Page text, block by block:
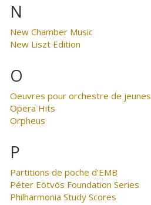
N
New Chamber Music
New Liszt Edition
O
Oeuvres pour orchestre de jeunes
Opera Hits
Orpheus
P
Partitions de poche d'EMB
Péter Eötvös Foundation Series
Philharmonia Study Scores